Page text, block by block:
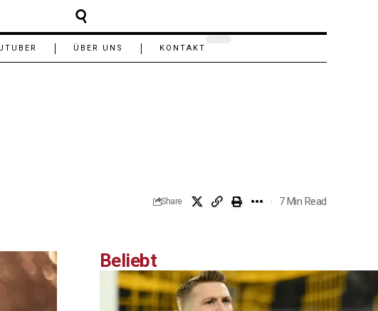
ÜBER UNS KONTAKT
Share 7 Min Read
Beliebt